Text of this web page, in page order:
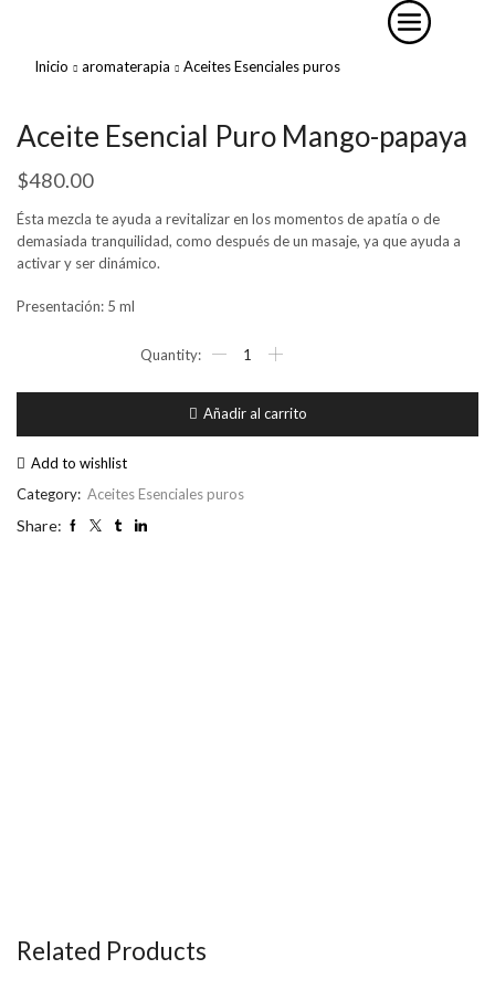
Inicio aromaterapia Aceites Esenciales puros
Aceite Esencial Puro Mango-papaya
$480.00
Ésta mezcla te ayuda a revitalizar en los momentos de apatía o de
demasiada tranquilidad, como después de un masaje, ya que ayuda a
activar y ser dinámico.
Presentación: 5 ml
Esencial
papaya
cantidad
Añadir al carrito
Add to wishlist
Category: Aceites Esenciales puros
Share:
Related Products